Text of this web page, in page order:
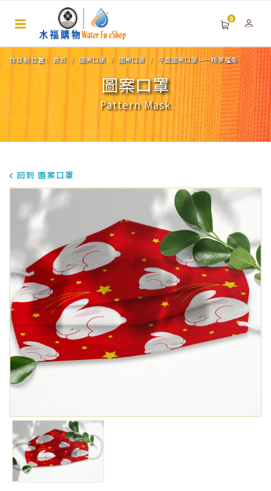
0
你目前位置: 首頁 圖案口罩 圖案口罩 平面圖案口罩－一睡夢福兔
圖案口罩
Pattern Mask
回到 圖案口罩